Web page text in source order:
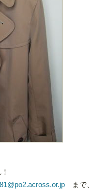
まで、